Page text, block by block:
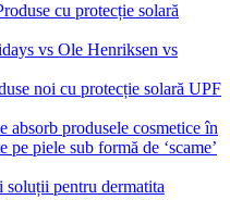
cu protecție solară
vs Ole Henriksen vs
noi cu protecție solară UPF
absorb produsele cosmetice în
pe piele sub formă de ‘scame’
soluții pentru dermatita